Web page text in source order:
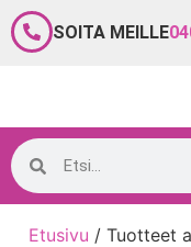
SOITA MEILLE
Etusivu / Tuotteet